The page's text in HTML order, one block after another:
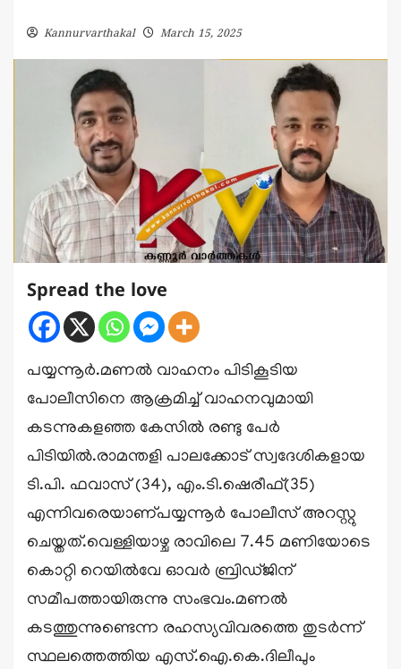
Kannurvarthakal March 15, 2025
Spread the love
പയ്യന്നൂർ.മണൽ വാഹനം പിടികൂടിയ
പോലീസിനെ ആക്രമിച്ച് വാഹനവുമായി
കടന്നുകളഞ്ഞ കേസിൽ രണ്ടു പേർ
പിടിയിൽ.രാമന്തളി പാലക്കോട് സ്വദേശികളായ
ടി.പി. ഫവാസ് (34), എം.ടി.ഷെരീഫ്(35)
എന്നിവരെയാണ്പയ്യന്നൂർ പോലീസ് അറസ്റ്റു
ചെയ്തത്.വെള്ളിയാഴ്ച രാവിലെ 7.45 മണിയോടെ
കൊറ്റി റെയിൽവേ ഓവർ ബ്രിഡ്ജിന്
സമീപത്തായിരുന്നു സംഭവം.മണൽ
കടത്തുന്നുണ്ടെന്ന രഹസ്യവിവരത്തെ തുടർന്ന്
സ്ഥലത്തെത്തിയ എസ്.ഐ.കെ.ദിലീപും